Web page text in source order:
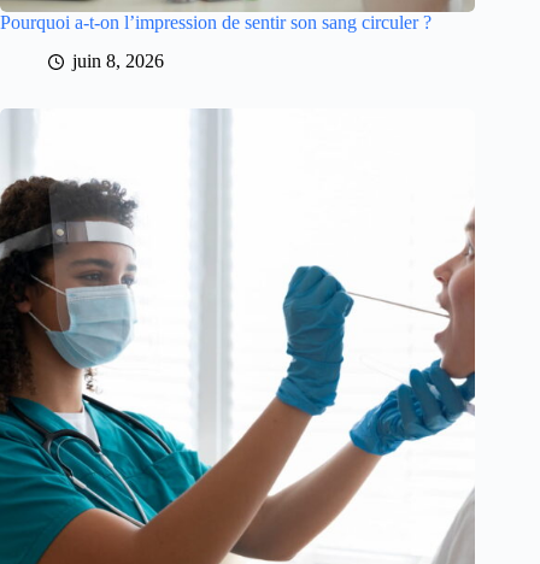
Pourquoi a-t-on l’impression de sentir son sang circuler ?
juin 8, 2026